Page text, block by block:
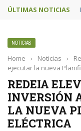
ÚLTIMAS NOTICIAS
NOTICIAS
Home › Noticias ›
ejecutar la nueva
REDEIA
INVERSIÓN
LA NUEVA
ELÉCTRICA